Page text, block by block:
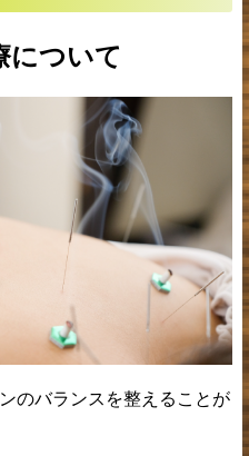
について
のバランスを整えることが